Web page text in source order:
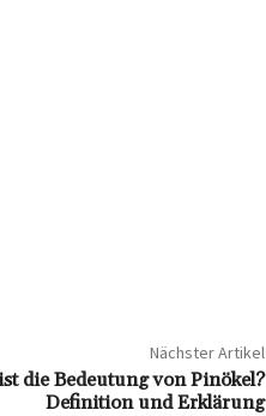
Nächster Artikel
die Bedeutung von Pinökel?
Definition und Erklärung